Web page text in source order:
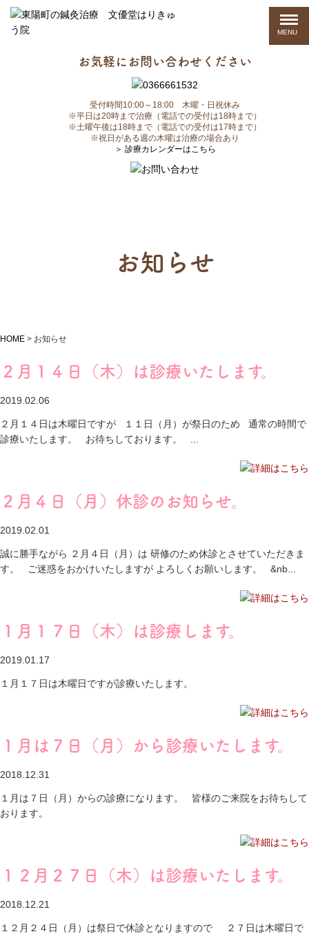
MENU
お気軽にお問い合わせください
受付時間10:00～18:00 木曜・日祝休み
※平日は20時まで治療（電話での受付は18時まで）
※土曜午後は18時まで（電話での受付は17時まで）
※祝日がある週の木曜は治療の場合あり
＞ 診療カレンダーはこちら
お知らせ
HOME > お知らせ
２月１４日（木）は診療いたします。
2019.02.06
２月１４日は木曜日ですが １１日（月）が祭日のため 通常の時間で
診療いたします。 お待ちしております。 ...
２月４日（月）休診のお知らせ。
2019.02.01
誠に勝手ながら ２月４日（月）は 研修のため休診とさせていただきま
す。 ご迷惑をおかけいたしますが よろしくお願いします。 &nb...
１月１７日（木）は診療します。
2019.01.17
１月１７日は木曜日ですが診療いたします。
１月は７日（月）から診療いたします。
2018.12.31
１月は７日（月）からの診療になります。 皆様のご来院をお待ちして
おります。
１２月２７日（木）は診療いたします。
2018.12.21
１２月２４日（月）は祭日で休診となりますので ２７日は木曜日で